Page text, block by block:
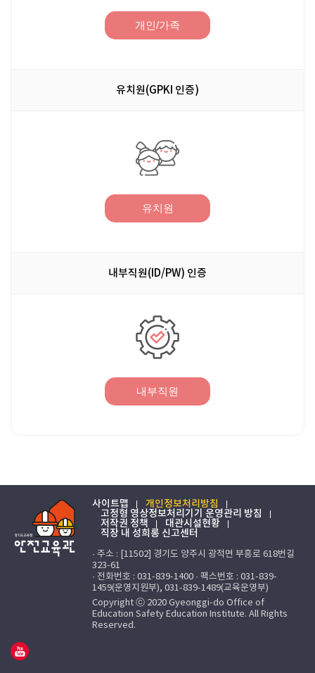
개인/가족
유치원(GPKI 인증)
유치원
내부직원(ID/PW) 인증
내부직원
사이트맵
개인정보처리방침
고정형 영상정보처리기기 운영관리 방침
저작권 정책
대관시설현황
직장 내 성희롱 신고센터
· 주소 : [11502] 경기도 양주시 광적면 부흥로 618번길
323-61
· 전화번호 : 031-839-1400 · 팩스번호 : 031-839-
1459(운영지원부), 031-839-1489(교육운영부)
Copyright ⓒ 2020 Gyeonggi-do Office of
Education Safety Education Institute. All Rights
Reserved.